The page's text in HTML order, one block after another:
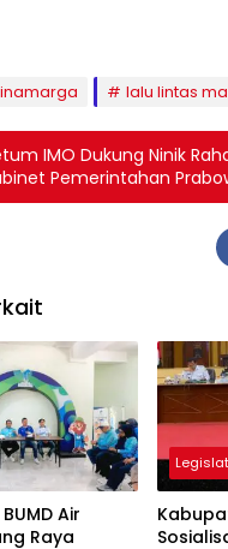
lalu lintas
IMO Dukung Ninik
Pemerintahan
Air
Raya